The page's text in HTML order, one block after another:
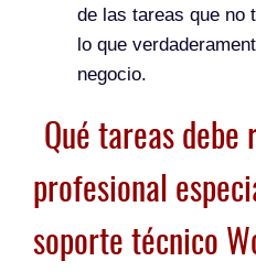
de las tareas que no
lo que
negocio.
Qué tareas debe
profesional
soporte técnico